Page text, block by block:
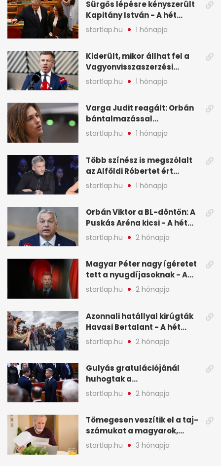
Sürgős lépésre kényszerült
Kapitány István - A hét
legfontosabb hírei
képekben
startlap.hu 1 hónapja
Kiderült, mikor állhat fel a
Vagyonvisszaszerzési
Hivatal - A hét legfontosabb
hírei képekben
startlap.hu 1 hónapja
Varga Judit reagált: Orbán
bántalmazással
kapcsolatban emlegette - A
hét legfontosabb hírei
startlap.hu 1 hónapja
Több színész is megszólalt
az Alföldi Róbertet ért
vádakról - A hét
legfontosabb hírei
startlap.hu 1 hónapja
Orbán Viktor a BL-döntőn: A
Puskás Aréna kicsi - A hét
legfontosabb hírei képeken
startlap.hu 2 hónapja
Magyar Péter nagy ígéretet
tett a nyugdíjasoknak - A
hét legfontosabb hírei
képekben
startlap.hu 2 hónapja
Azonnali hatállyal kirúgták
Havasi Bertalant - A hét
legfontosabb hírei
képekben
startlap.hu 2 hónapja
Gulyás gratulációjánál
huhogtak a
leghangosabban, miután
Magyart miniszterelnökké
legfontosabb hírei
képekben
startlap.hu 2 hónapja
Tömegesen veszítik el a taj-
számukat a magyarok,
sokak ellen eljárást indít a
NAV - A hét hírei képekben
startlap.hu 3 hónapja